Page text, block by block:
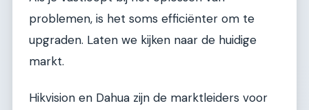
problemen, is het soms efficiënter om te
upgraden. Laten we kijken naar de huidige
markt.
Hikvision en Dahua zijn de marktleiders voor